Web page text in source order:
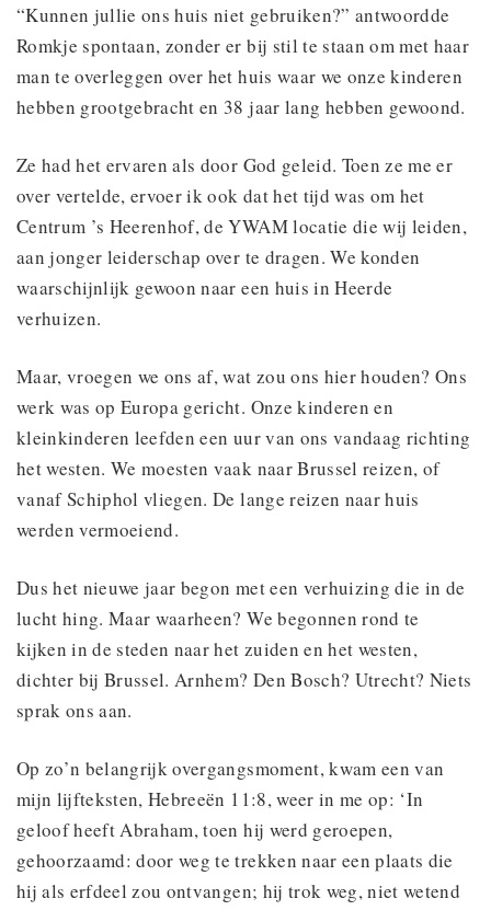
“Kunnen jullie ons huis niet gebruiken?” antwoordde
Romkje spontaan, zonder er bij stil te staan om met haar
man te overleggen over het huis waar we onze kinderen
hebben grootgebracht en 38 jaar lang hebben gewoond.
Ze had het ervaren als door God geleid. Toen ze me er
over vertelde, ervoer ik ook dat het tijd was om het
Centrum ’s Heerenhof, de YWAM locatie die wij leiden,
aan jonger leiderschap over te dragen. We konden
waarschijnlijk gewoon naar een huis in Heerde
verhuizen.
Maar, vroegen we ons af, wat zou ons hier houden? Ons
werk was op Europa gericht. Onze kinderen en
kleinkinderen leefden een uur van ons vandaag richting
het westen. We moesten vaak naar Brussel reizen, of
vanaf Schiphol vliegen. De lange reizen naar huis
werden vermoeiend.
Dus het nieuwe jaar begon met een verhuizing die in de
lucht hing. Maar waarheen? We begonnen rond te
kijken in de steden naar het zuiden en het westen,
dichter bij Brussel. Arnhem? Den Bosch? Utrecht? Niets
sprak ons aan.
Op zo’n belangrijk overgangsmoment, kwam een van
mijn lijfteksten, Hebreeën 11:8, weer in me op: ‘In
geloof heeft Abraham, toen hij werd geroepen,
gehoorzaamd: door weg te trekken naar een plaats die
hij als erfdeel zou ontvangen; hij trok weg, niet wetend